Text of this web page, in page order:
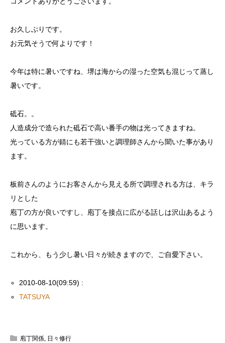
お久しぶりです。
お元気そうで何よりです！
今年は特に暑いですね、堺は海からの湿った空気も混じって蒸し
暑いです。
砥石。。
人造成分で造られた砥石で高い番手の物は光ってきますね。
光っている方が錆にも若干強いと調理師さんから聞いた事があり
ます。
板前さんのようにお客さんから見える所で調理される方は、キラ
リとした
庖丁の方が良いですし、庖丁を接点に広がる話しは沢山あるよう
に思います。
これから、もう少し暑い日々が続きますので、ご自愛下さい。
2010-08-10(09:59) :
TATSUYA
庖丁関係, 日々修行